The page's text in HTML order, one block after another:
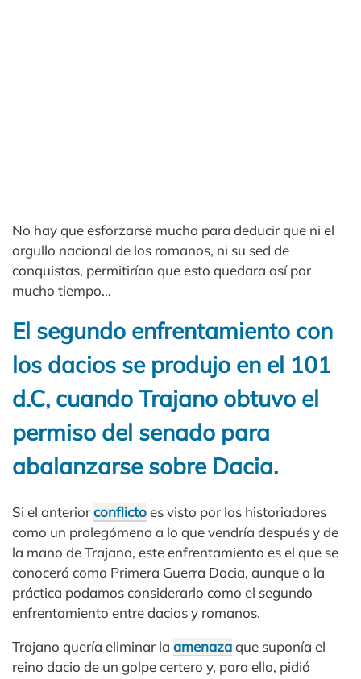
No hay que esforzarse mucho para deducir que ni el
orgullo nacional de los romanos, ni su sed de
conquistas, permitirían que esto quedara así por
mucho tiempo…
El segundo enfrentamiento con
los dacios se produjo en el 101
d.C, cuando Trajano obtuvo el
permiso del senado para
abalanzarse sobre Dacia.
Si el anteriorconflictoes visto por los historiadores
como un prolegómeno a lo que vendría después y de
la mano de Trajano, este enfrentamiento es el que se
conocerá como Primera Guerra Dacia, aunque a la
práctica podamos considerarlo como el segundo
enfrentamiento entre dacios y romanos.
Trajano quería eliminar la amenazaque suponía el
reino dacio de un golpe certero y, para ello, pidió